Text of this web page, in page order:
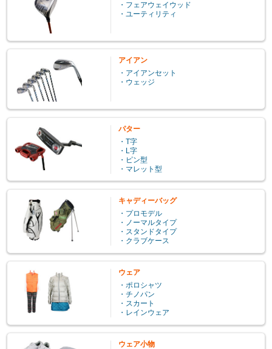
・フェアウェイウッド
・ユーティリティ
アイアン
・アイアンセット
・ウェッジ
パター
・T字
・L字
・ピン型
・マレット型
キャディーバッグ
・プロモデル
・ノーマルタイプ
・スタンドタイプ
・クラブケース
ウェア
・ポロシャツ
・チノパン
・スカート
・レインウェア
ウェア小物